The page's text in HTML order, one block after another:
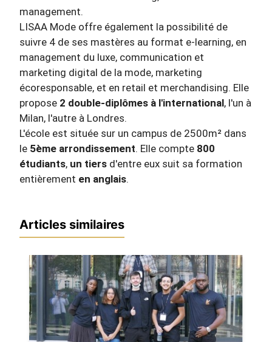
management.
LISAA Mode offre également la possibilité de
suivre 4 de ses mastères au format e-learning, en
management du luxe, communication et
marketing digital de la mode, marketing
écoresponsable, et en retail et merchandising. Elle
propose 2 double-diplômes à l'international, l'un à
Milan, l'autre à Londres.
L'école est située sur un campus de 2500m² dans
le 5ème arrondissement. Elle compte 800
étudiants, un tiers d'entre eux suit sa formation
entièrement en anglais.
Articles similaires